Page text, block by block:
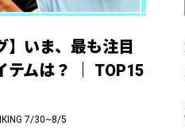
】いま、最も注目
テムは？ ｜ TOP15
7/30~8/5